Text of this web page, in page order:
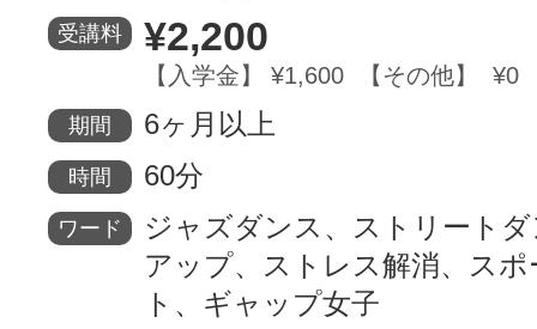
受講料 ¥2,200
【入学金】 ¥1,600 【その他】 ¥0
期間 6ヶ月以上
時間 60分
ワード
ジャズダンス、ストリート
アップ、ストレス解消、ス
ト、ギャップ女子